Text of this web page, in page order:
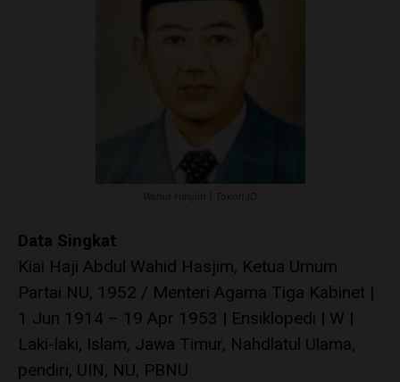
Data Singkat
Kiai Haji Abdul Wahid Hasjim, Ketua Umum
Partai NU, 1952 / Menteri Agama Tiga Kabinet |
1 Jun 1914 – 19 Apr 1953 | Ensiklopedi | W |
Laki-laki, Islam, Jawa Timur, Nahdlatul Ulama,
pendiri, UIN, NU, PBNU